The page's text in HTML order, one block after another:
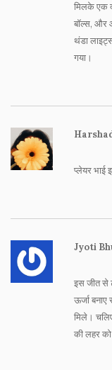
मिलके एक
बॉल्स, और
थंडा
गया।
प्लेयर भाई
Jyoti
इस जीत से
ऊर्जा
मिले।
की लहर